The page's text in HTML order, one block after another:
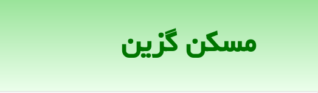
مسكن گزین